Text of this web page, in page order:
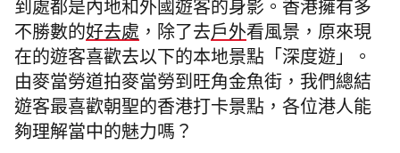
到處都是內地和外國遊客的身影。香港擁有多
不勝數的好去處 ，除了去戶外看風景，原來現
在的遊客喜歡去以下的本地景點「深度遊」。
由麥當勞道拍麥當勞到旺角金魚街，我們總結
遊客最喜歡朝聖的香港打卡景點，各位港人能
夠理解當中的魅力嗎？